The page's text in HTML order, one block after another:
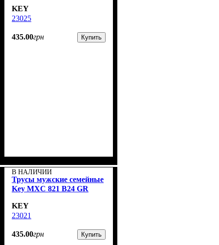
KEY
23025
435.00грн Купить
В НАЛИЧИИ
Трусы мужские семейные
Key MXC 821 В24 GR
KEY
23021
435.00грн Купить